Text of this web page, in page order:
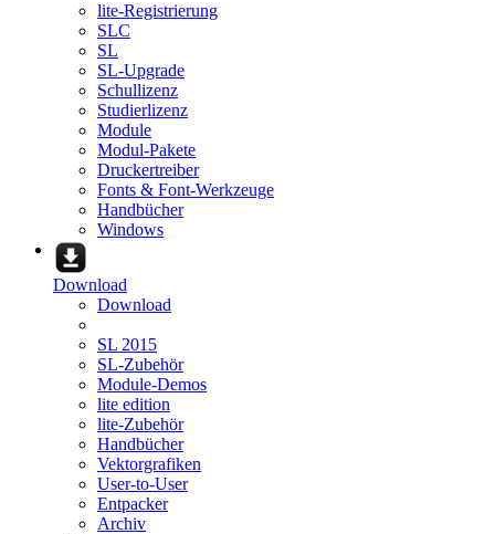
lite-Registrierung
SLC
SL
SL-Upgrade
Schullizenz
Studierlizenz
Module
Modul-Pakete
Druckertreiber
Fonts & Font-Werkzeuge
Handbücher
Windows
Download
Download
SL 2015
SL-Zubehör
Module-Demos
lite edition
lite-Zubehör
Handbücher
Vektorgrafiken
User-to-User
Entpacker
Archiv